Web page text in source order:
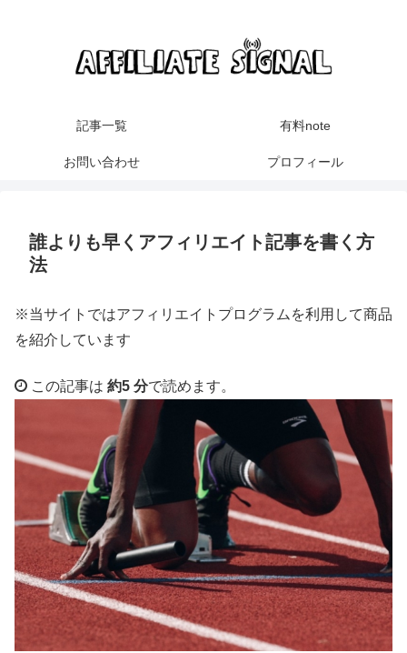
記事一覧 有料note
お問い合わせ プロフィール
誰よりも早くアフィリエイト記事を書く方
法
※当サイトではアフィリエイトプログラムを利用して商品
を紹介しています
この記事は 約5 分で読めます。